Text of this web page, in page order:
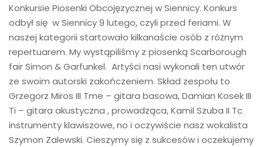
Konkursie Piosenki Obcojęzycznej w Siennicy. Konkurs
odbył się w Siennicy 9 lutego, czyli przed feriami. W
naszej kategorii startowało kilkanaście osób z różnym
repertuarem. My wystąpiliśmy z piosenką Scarborough
fair Simon & Garfunkel. Artyści nasi wykonali ten utwór
ze swoim autorski zakończeniem. Skład zespołu to
Grzegorz Miros III Tme – gitara basowa, Damian Kosek III
Ti – gitara akustyczna , prowadząca, Kamil Szuba II Tc
instrumenty klawiszowe, no i oczywiście nasz wokalista
Szymon Zalewski. Cieszymy się z sukcesów i oczekujemy